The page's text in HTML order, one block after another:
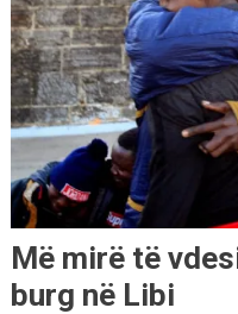
Më mirë të
burg në Libi